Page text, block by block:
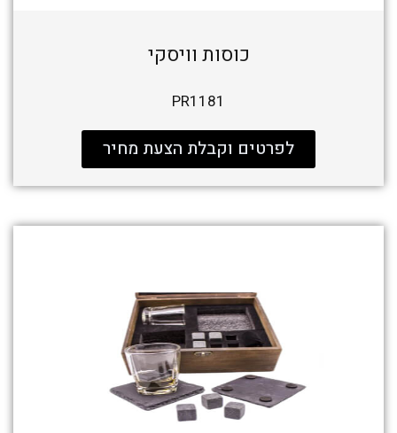
כוסות וויסקי
PR1181
לפרטים וקבלת הצעת מחיר